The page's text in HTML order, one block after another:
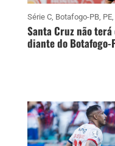
Série C, Botafogo-PB, PE,
Santa Cruz não
diante do Botafogo-